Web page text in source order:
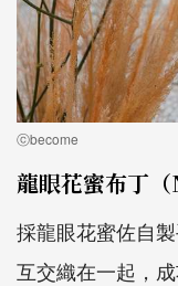
ⓒbecome
龍眼花蜜布丁（
採龍眼花蜜佐自
互交織在一起，